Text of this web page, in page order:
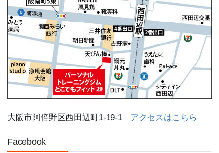
大阪市阿倍野区西田辺町1-19-1 アクセスはこちら
Facebook